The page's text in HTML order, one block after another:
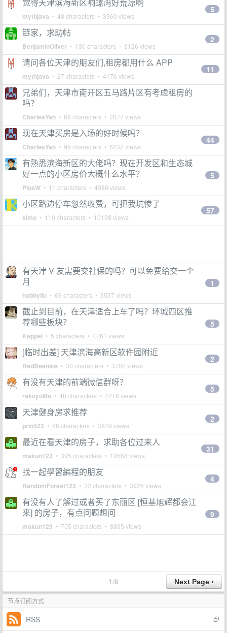
mythjava • 48 characters • 3360 views
5
链家，求助帖
BenjaminOliver • 130 characters • 3126 views
2
请问各位天津的朋友们,租房都用什么 APP
mythjava • 27 characters • 4176 views
11
兄弟们，天津市南开区五马路片区有考虑租房的
吗？
CharlesYan • 68 characters • 2877 views
现在天津买房是入场的好时候吗？
CharlesYan • 99 characters • 6232 views
44
有熟悉滨海新区的大佬吗？现在开发区和生态城
好一点的小区房价大概什么水平？
PlusW • 11 characters • 4088 views
5
小区路边停车忽然收费，可把我坑惨了
simo • 116 characters • 10198 views
57
有天津 V 友需要交社保的吗？可以免费给交一个
月
hobbyliu • 69 characters • 3537 views
1
截止到目前，在天津适合上车了吗？环城四区推
荐哪些板块？
Keppel • 5 characters • 4261 views
5
[临时出差] 天津滨海高新区软件园附近
RedBeanIce • 30 characters • 3702 views
2
有没有天津的前端微信群呀？
rakuyoMo • 48 characters • 4218 views
5
天津健身房求推荐
prin523 • 88 characters • 3849 views
2
最近在看天津的房子，求助各位过来人
makun123 • 395 characters • 10568 views
31
找一起學習編程的朋友
RandomForest123 • 32 characters • 3926 views
4
有没有人了解过或者买了东丽区 [恒基旭辉都会江
来] 的房子，有点问题想问
makun123 • 705 characters • 8835 views
9
1/6
节点订阅方式
RSS